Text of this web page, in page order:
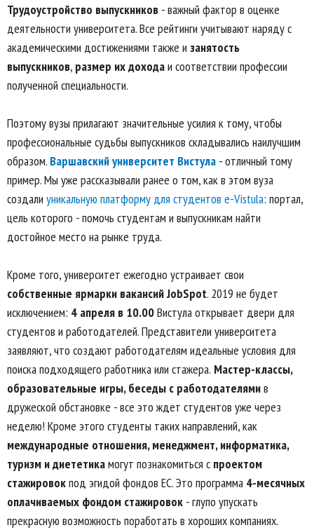
Трудоустройство выпускников - важный фактор в оценке
деятельности университета. Все рейтинги учитывают наряду с
академическими достижениями также и занятость
выпускников, размер их доходаи соответствии профессии
полученной специальности.
Поэтому вузы прилагают значительные усилия к тому, чтобы
профессиональные судьбы выпускников складывались наилучшим
образом. Варшавский университет Вистула - отличный тому
пример. Мы уже рассказывали ранее о том, как в этом вуза
создали уникальную платформу для студентов e-Vistula: портал,
цель которого - помочь студентам и выпускникам найти
достойное место на рынке труда.
Кроме того, университет ежегодно устраивает свои
собственные ярмарки вакансий JobSpot. 2019 не будет
исключением: 4 апреля в 10.00Вистула открывает двери для
студентов и работодателей. Представители университета
заявляют, что создают работодателям идеальные условия для
поиска подходящего работника или стажера. Мастер-классы,
образовательные игры, беседы с работодателямив
дружеской обстановке - все это ждет студентов уже через
неделю! Кроме этого студенты таких направлений, как
международные отношения, менеджмент, информатика,
туризм и диететикамогут познакомиться с проектом
стажировокпод эгидой фондов ЕС. Это программа 4-месячных
оплачиваемых фондом стажировок - глупо упускать
прекрасную возможность поработать в хороших компаниях.